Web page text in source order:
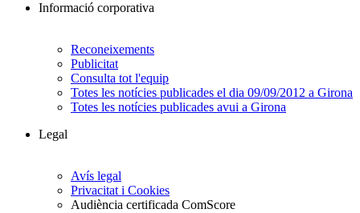
Informació corporativa
Reconeixements
Publicitat
Consulta tot l'equip
Totes les notícies publicades el dia 09/09/2012 a Girona
Totes les notícies publicades avui a Girona
Legal
Avís legal
Privacitat i Cookies
Audiència certificada ComScore